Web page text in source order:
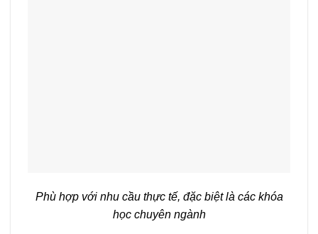
Phù hợp với nhu cầu thực tế, đặc biệt là các khóa
học chuyên ngành